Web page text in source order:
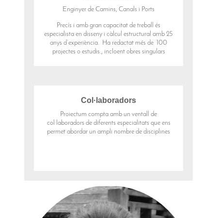
Enginyer de Camins, Canals i Ports
Precís i amb gran capacitat de treball és
especialista en disseny i càlcul estructural amb 25
anys d’experiència. Ha redactat més de 100
projectes o estudis., incloent obres singulars
Col·laboradors
Proiectum compta amb un ventall de
col·laboradors de diferents especialitats que ens
permet abordar un ampli nombre de disciplines